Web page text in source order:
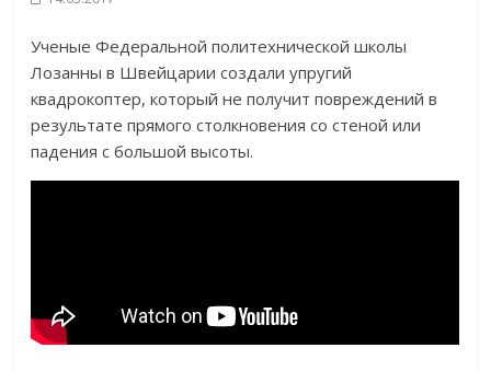
Ученые Федеральной политехнической школы
Лозанны в Швейцарии создали упругий
квадрокоптер, который не получит повреждений в
результате прямого столкновения со стеной или
падения с большой высоты.